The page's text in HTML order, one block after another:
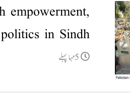
empowerment,
in Sindh